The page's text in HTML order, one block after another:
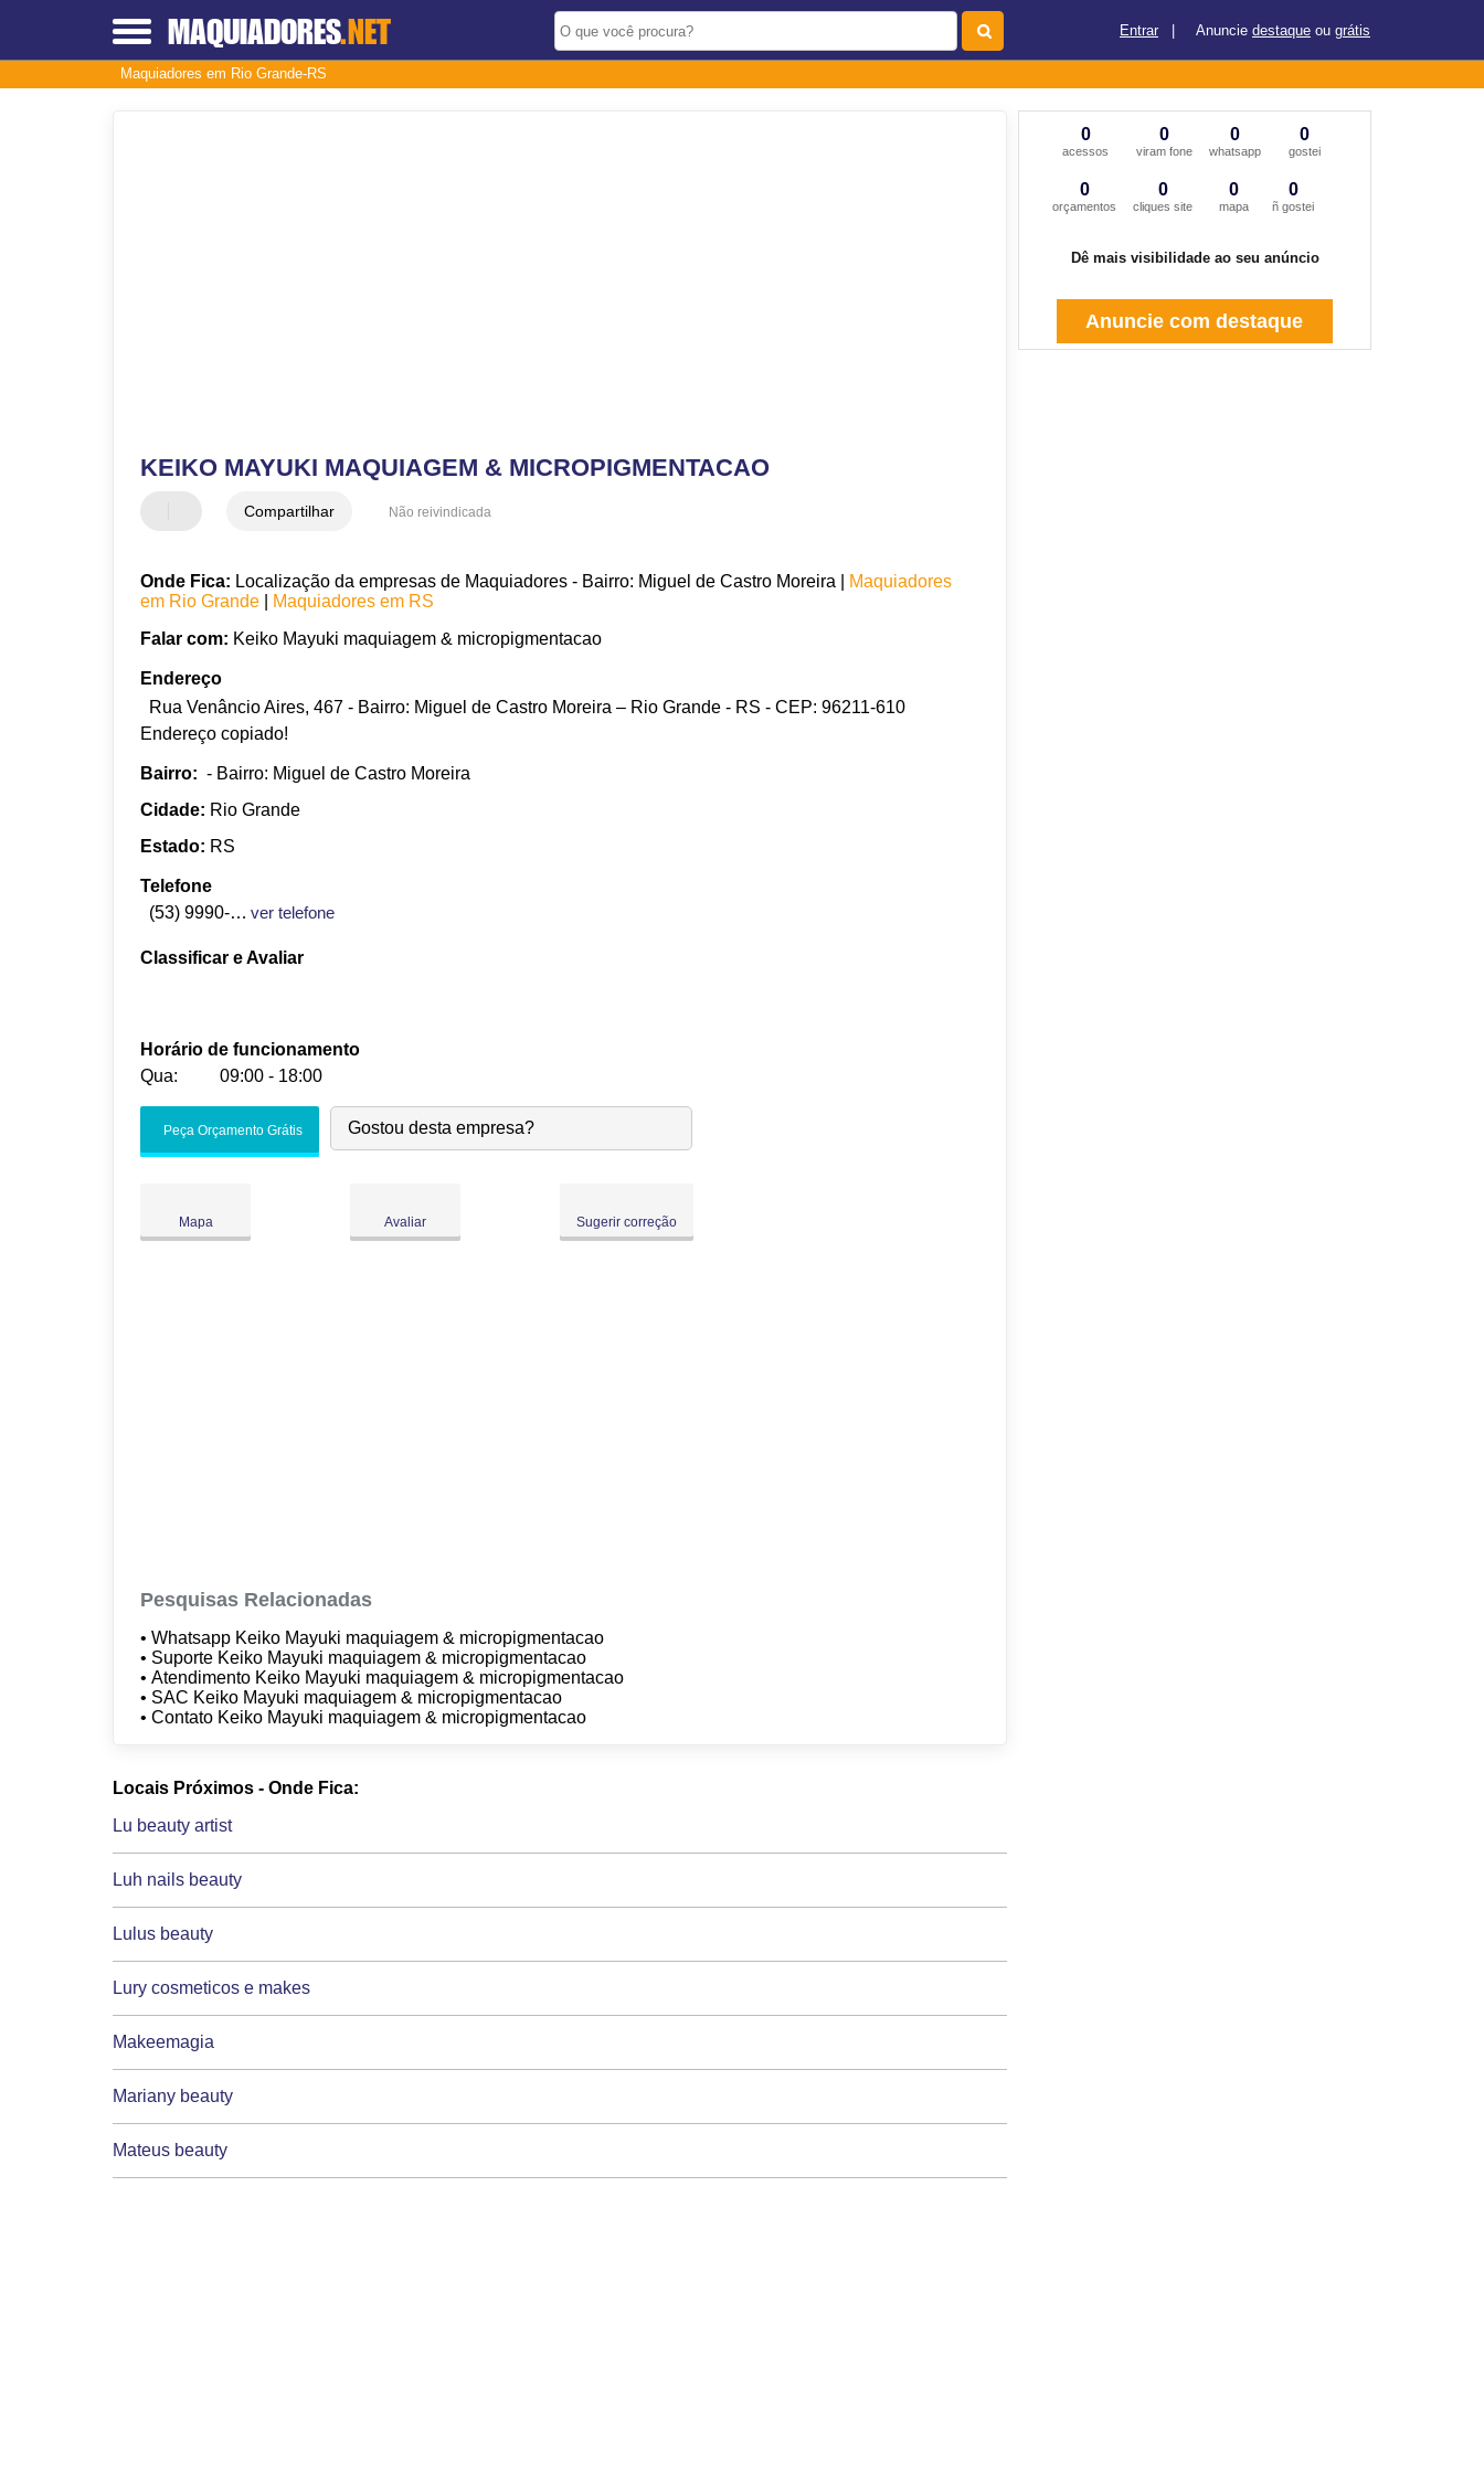
MAQUIADORES.NET Entrar Anuncie destaque ou grátis
Maquiadores em Rio Grande-RS
KEIKO MAYUKI MAQUIAGEM & MICROPIGMENTACAO
Compartilhar Não reivindicada
Onde Fica: Localização da empresas de Maquiadores - Bairro: Miguel de Castro Moreira |
Maquiadores
em Rio Grande
Maquiadores em RS
Falar com: Keiko Mayuki maquiagem & micropigmentacao
Endereço
Rua Venâncio Aires, 467 - Bairro: Miguel de Castro Moreira – Rio Grande - RS - CEP: 96211-610
Endereço copiado!
Bairro: - Bairro: Miguel de Castro Moreira
Cidade: Rio Grande
Estado: RS
Telefone
(53) 9990-1771
ver telefone
Classificar e Avaliar
Horário de funcionamento
Qua:
09:00 - 18:00
Sex:
Peça Orçamento Grátis Gostou desta empresa?
Mapa Avaliar Sugerir correção
Pesquisas Relacionadas
• Whatsapp Keiko Mayuki maquiagem & micropigmentacao
• Suporte Keiko Mayuki maquiagem & micropigmentacao
• Atendimento Keiko Mayuki maquiagem & micropigmentacao
• SAC Keiko Mayuki maquiagem & micropigmentacao
• Contato Keiko Mayuki maquiagem & micropigmentacao
Locais Próximos - Onde Fica:
Lu beauty artist
Luh nails beauty
Lulus beauty
Lury cosmeticos e makes
Makeemagia
Mariany beauty
Mateus beauty
0
acessos
0
viram fone
0
whatsapp
0
gostei
0
orçamentos
0
cliques site
0
mapa
0
ñ gostei
Dê mais visibilidade ao seu anúncio
Anuncie com destaque